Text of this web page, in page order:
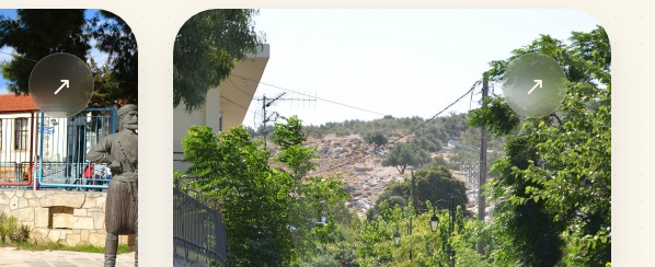
↗ ↗